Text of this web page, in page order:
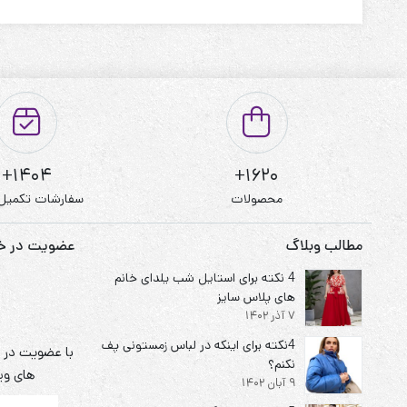
قابل شستشو:دارد
1620+
محصولات
1404+
سفارشات
مطالب وبلاگ
4 نکته برای استایل شب یلدای خانم
های پلاس سایز
7 آذر 1402
4نکته برای اینکه در لباس زمستونی پف
نکنم؟
9 آبان 1402
عضویت در
با عضویت در
های